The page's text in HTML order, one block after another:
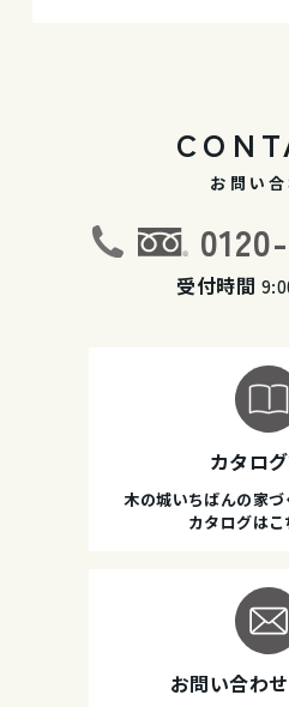
お問い
受付時間
カタロ
木の城いちばんの家
カタログはこ
お問い合わ